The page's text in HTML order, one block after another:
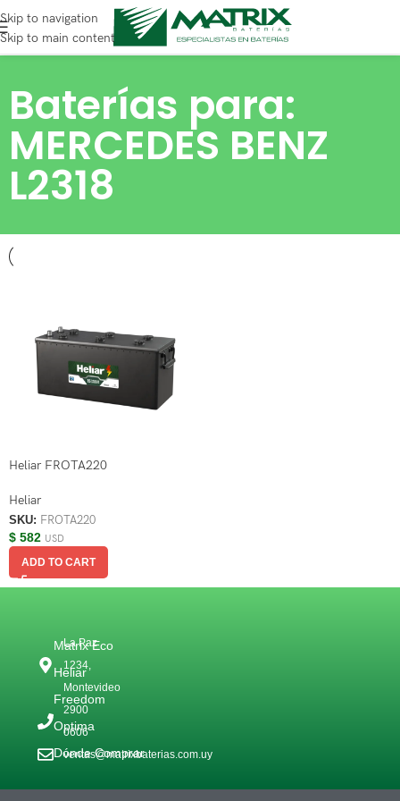
Skip to navigation
Skip to main content
Baterías para:
MERCEDES BENZ
L2318
Heliar FROTA220
Heliar
SKU: FROTA220
$ 582 USD
ADD TO CART
La Paz
1234,
Montevideo
2900
0606
ventas@matrixbaterias.com.uy
Matrix Eco
Heliar
Freedom
Optima
Dónde Comprar